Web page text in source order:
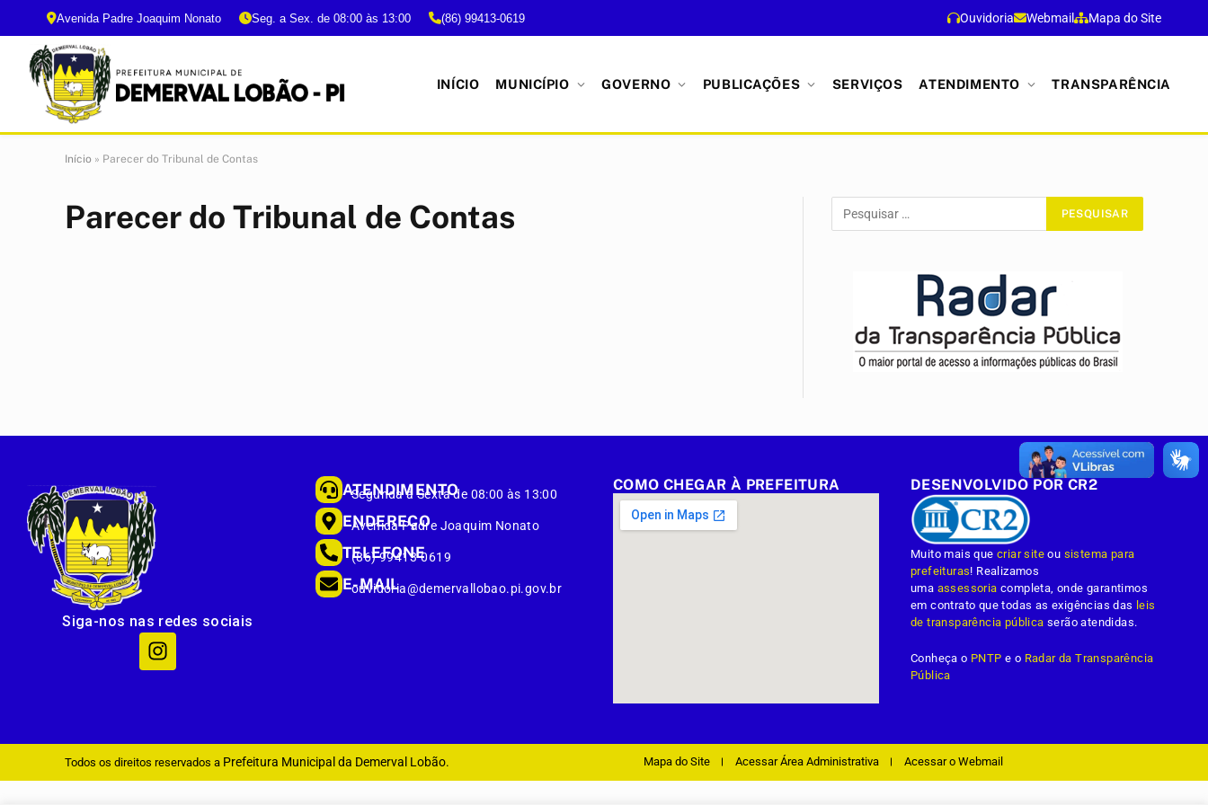
Avenida Padre Joaquim Nonato Seg. a Sex. de 08:00 às 13:00 (86) 99413-0619 Ouvidoria Webmail Mapa do Site
INÍCIO MUNICÍPIO GOVERNO PUBLICAÇÕES SERVIÇOS ATENDIMENTO TRANSPARÊNCIA
Início » Parecer do Tribunal de Contas
Parecer do Tribunal de Contas
Siga-nos nas redes sociais
ATENDIMENTO
Segunda à Sexta de 08:00 às 13:00
ENDEREÇO
Avenida Padre Joaquim Nonato
TELEFONE
(86) 99413-0619
E-MAIL
ouvidoria@demervallobao.pi.gov.br
COMO CHEGAR À PREFEITURA DESENVOLVIDO POR CR2
Muito mais quecriar site ou sistema para
prefeituras! Realizamos
uma assessoria completa, onde garantimos
em contrato que todas as exigências das leis
de transparência pública serão atendidas.
Conheça o PNTP e o Radar da Transparência
Pública
Todos os direitos reservados a Prefeitura Municipal da Demerval Lobão. Mapa do Site Acessar Área Administrativa Acessar o Webmail